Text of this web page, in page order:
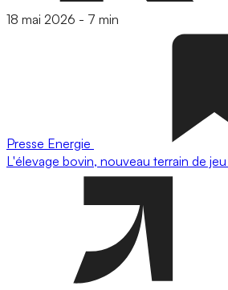
18 mai 2026 - 7 min
Presse Energie
L'élevage bovin, nouveau terrain de jeu